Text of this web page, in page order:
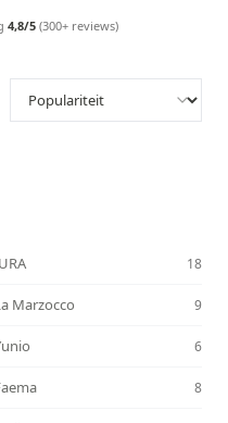
4,8/5(300+ reviews)
18
Marzocco 9
6
8